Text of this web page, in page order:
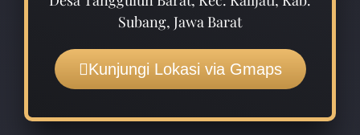
Subang, Jawa Barat
Kunjungi Lokasi via Gmaps